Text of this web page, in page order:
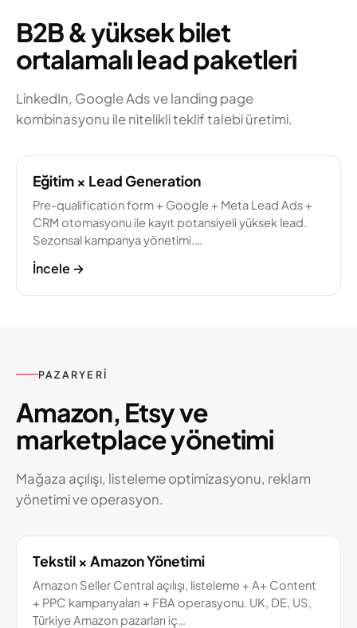
B2B & yüksek bilet
ortalamalı lead paketleri
LinkedIn, Google Ads ve landing page
kombinasyonu ile nitelikli teklif talebi üretimi.
Eğitim × Lead Generation
Pre-qualification form + Google + Meta Lead Ads +
CRM otomasyonu ile kayıt potansiyeli yüksek lead.
Sezonsal kampanya yönetimi.…
İncele →
PAZARYERI
Amazon, Etsy ve
marketplace yönetimi
Mağaza açılışı, listeleme optimizasyonu, reklam
yönetimi ve operasyon.
Tekstil × Amazon Yönetimi
Amazon Seller Central açılışı, listeleme + A+ Content
+ PPC kampanyaları + FBA operasyonu. UK, DE, US,
Türkiye Amazon pazarları iç…